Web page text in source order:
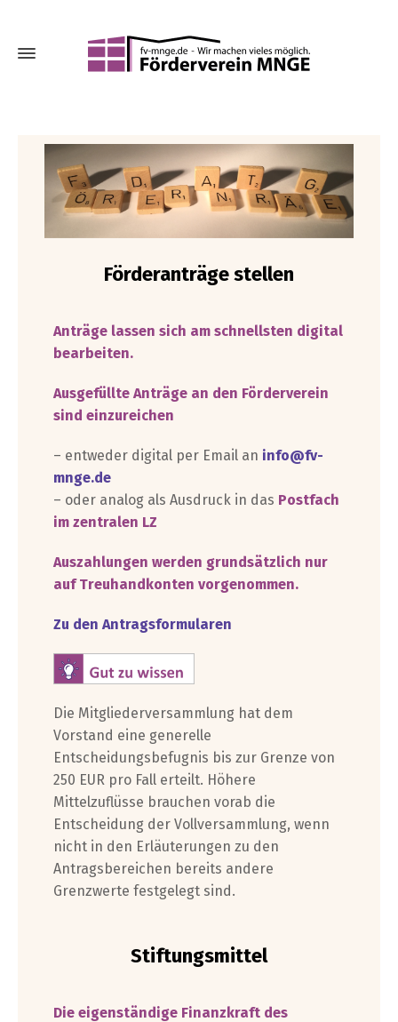
Förderanträge stellen
Anträge lassen sich am schnellsten digital
bearbeiten.
Ausgefüllte Anträge an den Förderverein
sind einzureichen
– entweder digital per Email an info@fv-
mnge.de
– oder analog als Ausdruck in das Postfach
im zentralen LZ
Auszahlungen werden grundsätzlich nur
auf Treuhandkonten vorgenommen.
Zu den Antragsformularen
Die Mitgliederversammlung hat dem
Vorstand eine generelle
Entscheidungsbefugnis bis zur Grenze von
250 EUR pro Fall erteilt. Höhere
Mittelzuflüsse brauchen vorab die
Entscheidung der Vollversammlung, wenn
nicht in den Erläuterungen zu den
Antragsbereichen bereits andere
Grenzwerte festgelegt sind.
Stiftungsmittel
Die eigenständige Finanzkraft des